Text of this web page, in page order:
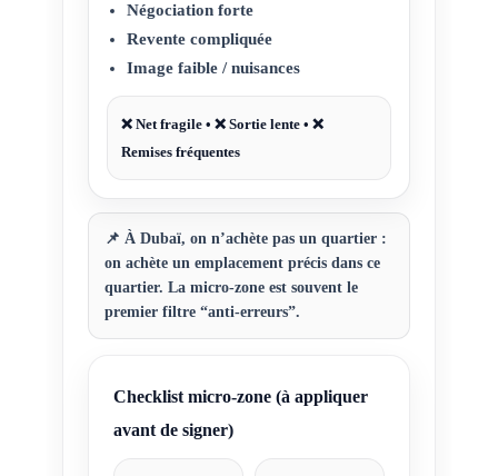
Négociation forte
Revente compliquée
Image faible / nuisances
❌ Net fragile • ❌ Sortie lente • ❌
Remises fréquentes
📌 À Dubaï, on n’achète pas un quartier :
on achète un emplacement précis dans ce
quartier. La micro-zone est souvent le
premier filtre “anti-erreurs”.
Checklist micro-zone (à appliquer
avant de signer)